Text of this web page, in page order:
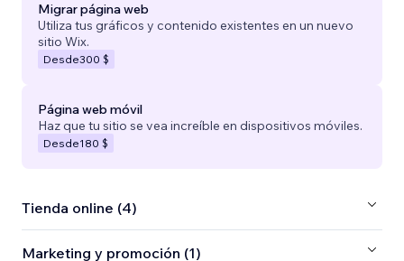
Migrar página web
Utiliza tus gráficos y contenido existentes en un nuevo
sitio Wix.
Desde300 $
Página web móvil
Haz que tu sitio se vea increíble en dispositivos móviles.
Desde180 $
Tienda online (4)
Marketing y promoción (1)